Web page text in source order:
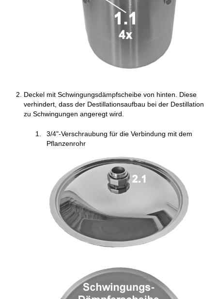
Deckel mit Schwingungsdämpfscheibe von hinten. Diese
verhindert, dass der Destillationsaufbau bei der Destillation
zu Schwingungen angeregt wird.
3/4"-Verschraubung für die Verbindung mit dem
Pflanzenrohr